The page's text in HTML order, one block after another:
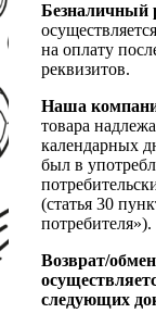
Безналичный
на оплату
реквизитов.
Наша
товара
календарных
был в
(статья 30
потребителя»).
Возврат/
следующих